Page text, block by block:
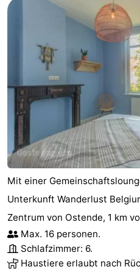
Minigolfplätze
Wellness-
Städte
Sport
Schwimmbader
Radfahren
-
Wandern
-
Reiten
-
Golfplatze
-
Mit einer
Unterkunft Wanderlust
Zentrum von Ostende, 1 km
Max. 16 personen.
Schlafzimmer: 6.
Haustiere erlaubt nach